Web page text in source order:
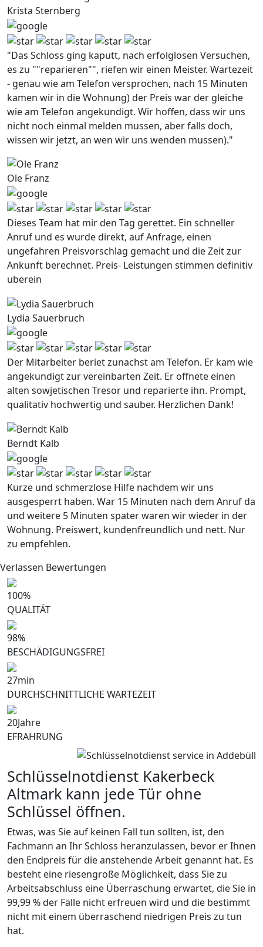
Krista Sternberg
"Das Schloss ging kaputt, nach erfolglosen Versuchen,
es zu ""reparieren"", riefen wir einen Meister. Wartezeit
- genau wie am Telefon versprochen, nach 15 Minuten
kamen wir in die Wohnung) der Preis war der gleiche
wie am Telefon angekundigt. Wir hoffen, dass wir uns
nicht noch einmal melden mussen, aber falls doch,
wissen wir jetzt, an wen wir uns wenden mussen)."
Ole Franz
Dieses Team hat mir den Tag gerettet. Ein schneller
Anruf und es wurde direkt, auf Anfrage, einen
ungefahren Preisvorschlag gemacht und die Zeit zur
Ankunft berechnet. Preis- Leistungen stimmen definitiv
uberein
Lydia Sauerbruch
Der Mitarbeiter beriet zunachst am Telefon. Er kam wie
angekundigt zur vereinbarten Zeit. Er offnete einen
alten sowjetischen Tresor und reparierte ihn. Prompt,
qualitativ hochwertig und sauber. Herzlichen Dank!
Berndt Kalb
Kurze und schmerzlose Hilfe nachdem wir uns
ausgesperrt haben. War 15 Minuten nach dem Anruf da
und weitere 5 Minuten spater waren wir wieder in der
Wohnung. Preiswert, kundenfreundlich und nett. Nur
zu empfehlen.
Verlassen Bewertungen
100%
QUALITÄT
98%
BESCHÄDIGUNGSFREI
27min
DURCHSCHNITTLICHE WARTEZEIT
20Jahre
EFRAHRUNG
Schlüsselnotdienst Kakerbeck
Altmark kann jede Tür ohne
Schlüssel öffnen.
Etwas, was Sie auf keinen Fall tun sollten, ist, den
Fachmann an Ihr Schloss heranzulassen, bevor er Ihnen
den Endpreis für die anstehende Arbeit genannt hat. Es
besteht eine riesengroße Möglichkeit, dass Sie zu
Arbeitsabschluss eine Überraschung erwartet, die Sie in
99,99 % der Fälle nicht erfreuen wird und die bestimmt
nicht mit einem überraschend niedrigen Preis zu tun
hat.